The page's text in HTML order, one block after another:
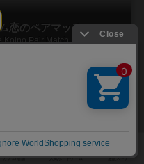
恋のペアマッチ
Koino Pair Match
トリックテイキングゲーム
すが、めぞん一刻のストーリ